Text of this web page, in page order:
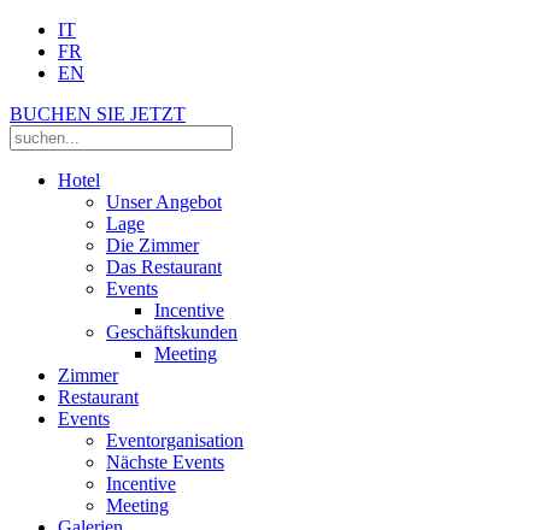
IT
FR
EN
BUCHEN SIE JETZT
Hotel
Unser Angebot
Lage
Die Zimmer
Das Restaurant
Events
Incentive
Geschäftskunden
Meeting
Zimmer
Restaurant
Events
Eventorganisation
Nächste Events
Incentive
Meeting